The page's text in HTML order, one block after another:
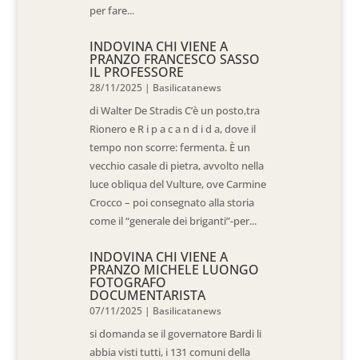
per fare...
INDOVINA CHI VIENE A
PRANZO FRANCESCO SASSO
IL PROFESSORE
28/11/2025 | Basilicatanews
di Walter De Stradis C’è un posto,tra
Rionero e R i p a c a n d i d a, dove il
tempo non scorre: fermenta. È un
vecchio casale di pietra, avvolto nella
luce obliqua del Vulture, ove Carmine
Crocco – poi consegnato alla storia
come il “generale dei briganti”-per...
INDOVINA CHI VIENE A
PRANZO MICHELE LUONGO
FOTOGRAFO
DOCUMENTARISTA
07/11/2025 | Basilicatanews
si domanda se il governatore Bardi li
abbia visti tutti, i 131 comuni della